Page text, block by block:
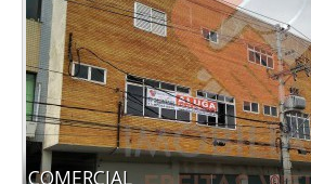
COMERCIAL